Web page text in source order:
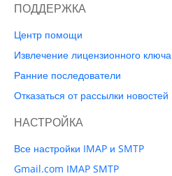
ПОДДЕРЖКА
Центр помощи
Извлечение лицензионного ключа
Ранние последователи
Отказаться от рассылки новостей
НАСТРОЙКА
Все настройки IMAP и SMTP
Gmail.com IMAP SMTP